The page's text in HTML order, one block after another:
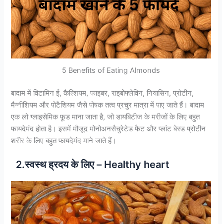
5 Benefits of Eating Almonds
बादाम में विटामिन ई, कैल्शियम, फाइबर, राइबोफ्लेविन, नियासिन, प्रोटीन,
मैग्नीशियम और पोटैशियम जैसे पोषक तत्व प्रचुर मात्रा में पाए जाते हैं। बादाम
एक लो ग्लाइसेमिक फूड माना जाता है, जो डायबिटीज के मरीजों के लिए बहुत
फायदेमंद होता है। इसमें मौजूद मोनोअनसैचुरेटेड फैट और प्लांट बेस्ड प्रोटीन
शरीर के लिए बहुत फायदेमंद माने जाते हैं।
2.स्वस्थ ह्रदय के लिए – Healthy heart